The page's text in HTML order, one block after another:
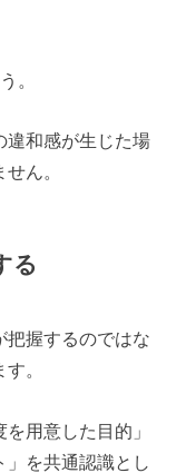
。
違和感が生じた場
ん。
る
把握するのではな
。
用意した目的」
」を共通認識とし